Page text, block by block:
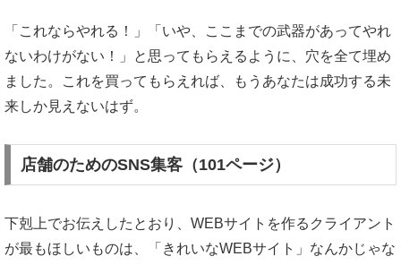
「これならやれる！」「いや、ここまでの武器があってやれ
ないわけがない！」と思ってもらえるように、穴を全て埋め
ました。これを買ってもらえれば、もうあなたは成功する未
来しか見えないはず。
店舗のためのSNS集客（101ページ）
下剋上でお伝えしたとおり、WEBサイトを作る クライアント
が最もほしいものは、「きれいなWEBサイト」なんかじゃな